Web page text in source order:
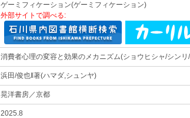
ゲーミフィケーション(ゲーミフィケーション)
外部サイトで調べる:
消費者心理の変容と効果のメカニズム(ショウヒシャ/シン
浜田/俊也‖著(ハマダ,シュンヤ)
晃洋書房／京都
2025.8